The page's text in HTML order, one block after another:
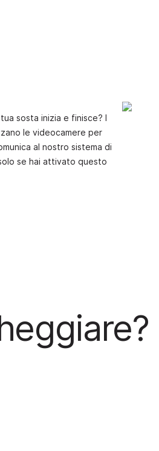
sosta inizia e finisce? I
le videocamere per
al nostro sistema di
se hai attivato questo